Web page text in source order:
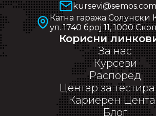
Катна гаража Солунски
ул. 1740 број 11, 1000
Корисни
За нас
Курсеви
Распоред
Центар за
Кариерен
Блог